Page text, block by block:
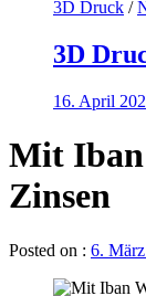
3D Druck /
3D
16. April
Mit Iban
Zinsen
Posted on : 6.